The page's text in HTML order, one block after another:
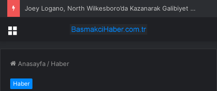
Joey Logano, North Wilkesboro’da Kazanarak Galibiyet Hasretini Sonlandırdı
Menü
Anasayfa / Haber
Haber